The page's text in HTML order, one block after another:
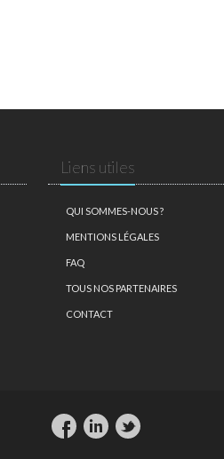
Liens utiles
QUI SOMMES-NOUS ?
MENTIONS LÉGALES
FAQ
TOUS NOS PARTENAIRES
CONTACT